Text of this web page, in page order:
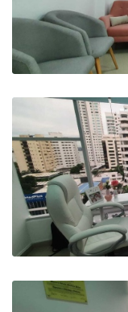
Me encantó
buenos en
Super